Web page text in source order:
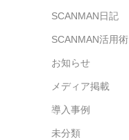
SCANMAN日記
SCANMAN活用術
お知らせ
メディア掲載
導入事例
未分類